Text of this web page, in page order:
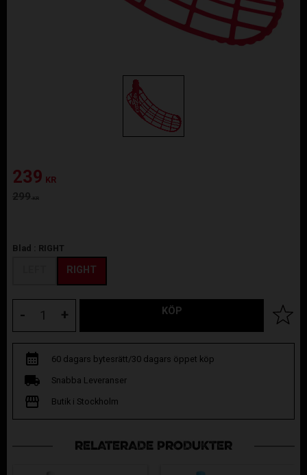
Nedsatt pris:
239 KR
Ordinarie pris:
299KR
Blad : RIGHT
RIGHT
+
- KÖP Lägg
60 dagars bytesrätt/30 dagars öppet köp
Snabba Leveranser
Butik i Stockholm
RELATERADE PRODUKTER